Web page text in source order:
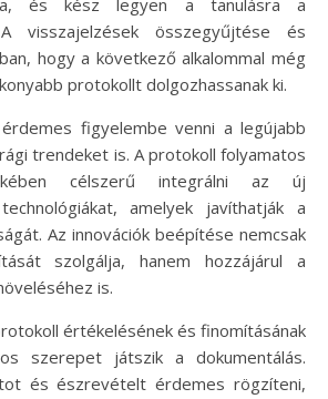
és kész legyen a tanulásra a
visszajelzések összegyűjtése és
hogy a következő alkalommal még
protokollt dolgozhassanak ki.
figyelembe venni a legújabb
trendeket is. A protokoll folyamatos
célszerű integrálni az új
amelyek javíthatják a
Az innovációk beépítése nemcsak
szolgálja, hanem hozzájárul a
is.
értékelésének és finomításának
szerepet játszik a dokumentálás.
és észrevételt érdemes rögzíteni,